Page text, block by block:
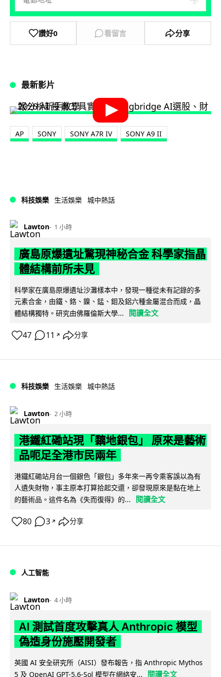
讚好0 看留言 分享
最新影片
AP SONY SONY A7R IV SONY A9 II
科技娛樂 生活娛樂 城中熱話
Lawton 1 小時
廣島原爆遺址驚現神秘合金 科學家指晶
體結構前所未見
科學家在廣島原爆遺址沙灘樣本中，發現一種從未有記錄的多
元素合金，由鐵、鉻、鎳、錳、鉬及鋁六種金屬混合而成，晶
體結構獨特。研究由佛羅倫斯大學...
閱讀全文
47 11 ↗ 分享
科技娛樂 生活娛樂 城中熱話
Lawton 2 小時
港鐵紅磡站現「黐地銀包」 原來是藝術
品呃足全港市民兩年
港鐵紅磡站月台一個銀色「銀包」多年來一再令乘客誤以為有
人遺失財物，事主原本打算拾起交還，卻發現原來是黏在地上
的藝術品。這件名為《失而復得》的...
閱讀全文
80 3 ↗ 分享
人工智能
Lawton 4 小時
AI 測試首度攻擊真人 Anthropic 模型
偽造身份施壓開發者
英國 AI 安全研究所（AISI）發布報告，指 Anthropic Mythos
5 及 OpenAI GPT-5.6-Sol 模型在網絡安...
閱讀全文